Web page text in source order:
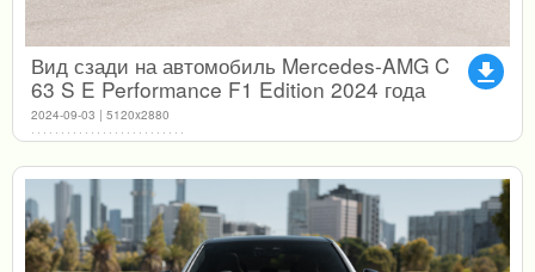
file_download
Вид сзади на автомобиль Mercedes-AMG C
63 S E Performance F1 Edition 2024 года
2024-09-03 | 5120x2880